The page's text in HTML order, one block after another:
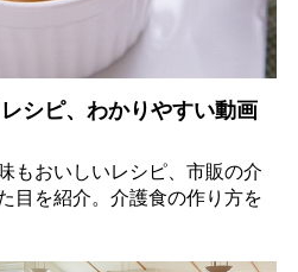
シピ、わかりやすい動画
もおいしいレシピ、市販の介
目を紹介。介護食の作り方を